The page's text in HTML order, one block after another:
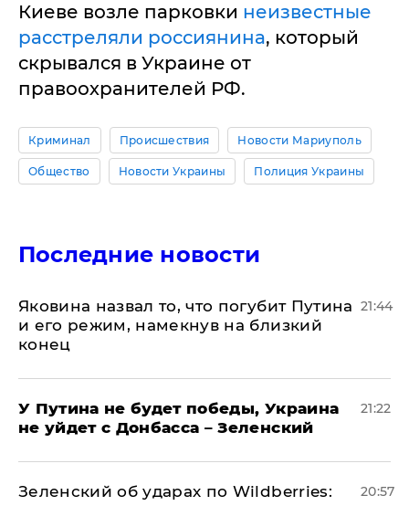
Киеве возле парковки неизвестные
расстреляли россиянина, который
скрывался в Украине от
правоохранителей РФ.
Криминал Происшествия Новости Мариуполь
Общество Новости Украины Полиция Украины
Последние новости
Яковина назвал то, что погубит Путина
и его режим, намекнув на близкий
конец
21:44
У Путина не будет победы, Украина
не уйдет с Донбасса – Зеленский
21:22
Зеленский об ударах по Wildberries:
20:57